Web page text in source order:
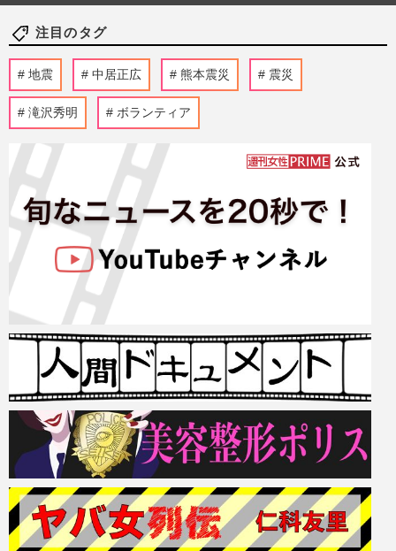
注目のタグ
地震 中居正広 熊本震災 震災
滝沢秀明 ボランティア